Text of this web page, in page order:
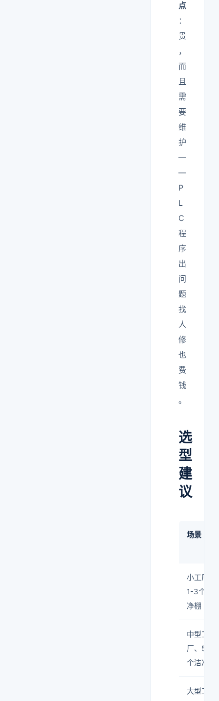
点
：
贵
，
而
且
需
要
维
护
—
—
P
L
C
程
序
出
问
题
找
人
修
也
费
钱
。
选
型
建
议
场景
小工厂、
1-3个洁
净棚
中型工
厂、5-10
个洁净棚
大型工